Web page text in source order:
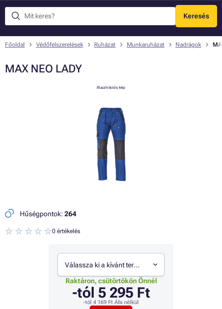
Keresés
Menü
Főoldal Védőfelszerelések Ruházat Munkaruházat Nadrágok
MAX NEO LADY
Illusztrációs kép
Hűségpontok: 264
0 értékelés
Válassza ki a kívánt termékváltozatot
Raktáron, csütörtökön Önnél
-tól 5 295 Ft
-tól 4 169 Ft Áfa nélkül